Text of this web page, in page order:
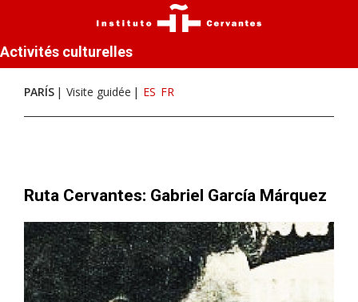
Activités culturelles
PARÍS Visite guidée ES FR
Ruta Cervantes: Gabriel García Márquez